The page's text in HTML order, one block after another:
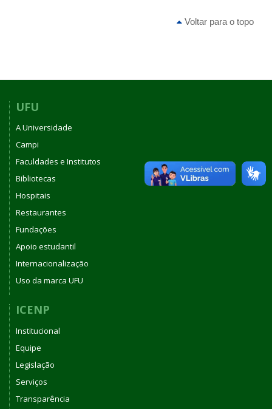
Voltar para o topo
UFU
A Universidade
Campi
Faculdades e Institutos
Bibliotecas
Hospitais
Restaurantes
Fundações
Apoio estudantil
Internacionalização
Uso da marca UFU
ICENP
Institucional
Equipe
Legislação
Serviços
Transparência